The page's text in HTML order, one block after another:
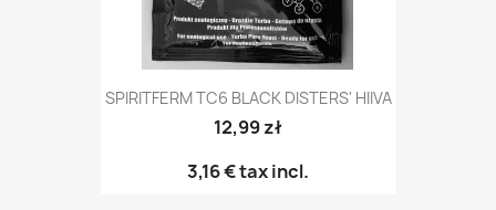
SPIRITFERM TC6 BLACK DISTERS' HIIVA
12,99 zł
3,16 €tax incl.